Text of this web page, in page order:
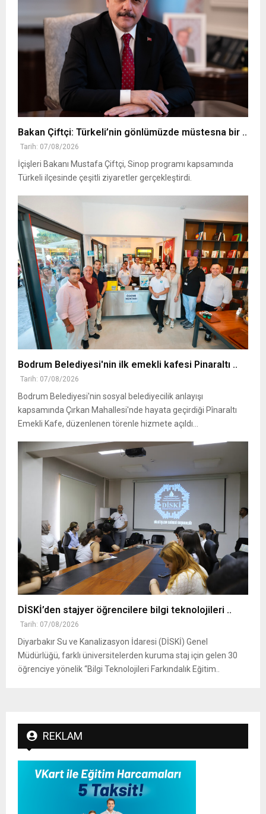
Bakan Çiftçi: Türkeli’nin gönlümüzde müstesna bir ..
Tarih: 07/08/2026
İçişleri Bakanı Mustafa Çiftçi, Sinop programı kapsamında
Türkeli ilçesinde çeşitli ziyaretler gerçekleştirdi.
Bodrum Belediyesi'nin ilk emekli kafesi Pinaraltı ..
Tarih: 07/08/2026
Bodrum Belediyesi'nin sosyal belediyecilik anlayışı
kapsamında Çırkan Mahallesi'nde hayata geçirdiği Pînaraltı
Emekli Kafe, düzenlenen törenle hizmete açıldı...
DİSKİ’den stajyer öğrencilere bilgi teknolojileri ..
Tarih: 07/08/2026
Diyarbakır Su ve Kanalizasyon İdaresi (DİSKİ) Genel
Müdürlüğü, farklı üniversitelerden kuruma staj için gelen 30
öğrenciye yönelik “Bilgi Teknolojileri Farkındalık Eğitim..
REKLAM